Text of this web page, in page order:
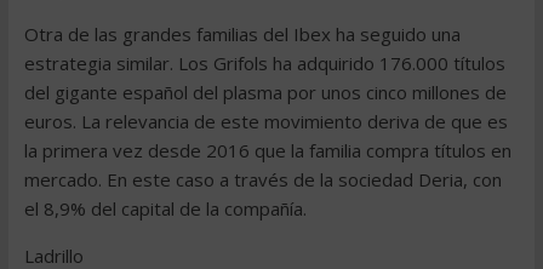
Otra de las grandes familias del Ibex ha seguido una
estrategia similar. Los Grifols ha adquirido 176.000 títulos
del gigante español del plasma por unos cinco millones de
euros. La relevancia de este movimiento deriva de que es
la primera vez desde 2016 que la familia compra títulos en
mercado. En este caso a través de la sociedad Deria, con
el 8,9% del capital de la compañía.
Ladrillo